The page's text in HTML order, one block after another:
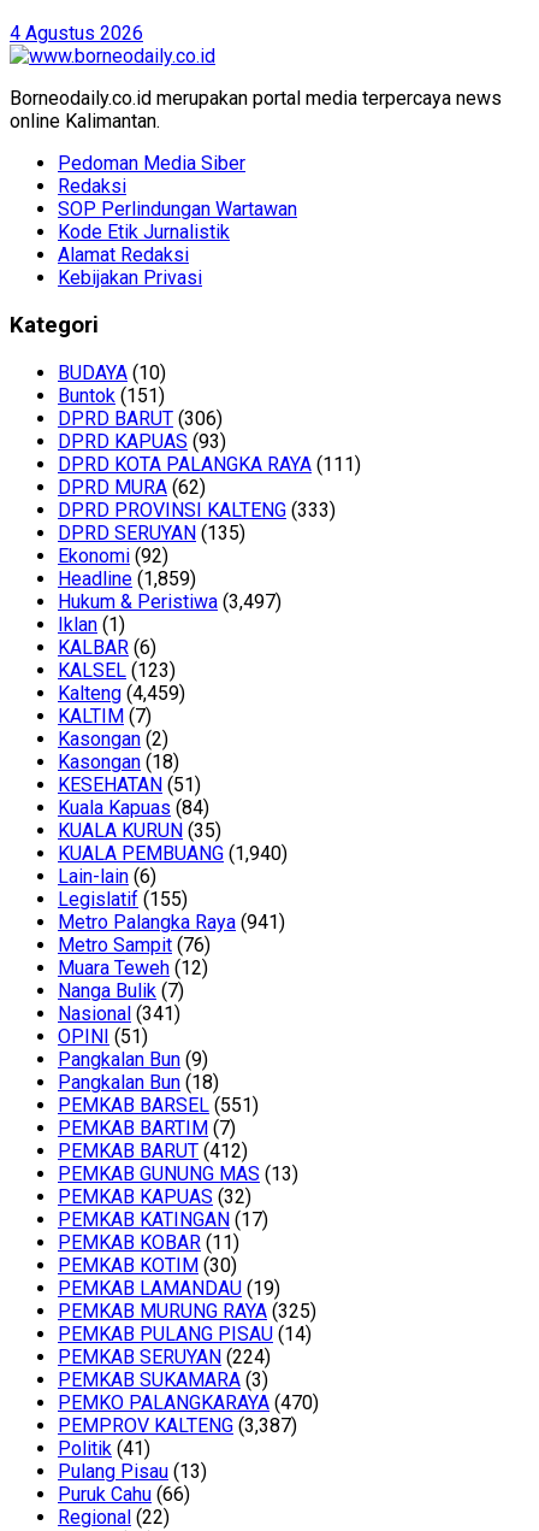
4 Agustus 2026
Borneodaily.co.id merupakan portal media terpercaya news
online Kalimantan.
Pedoman Media Siber
Redaksi
SOP Perlindungan Wartawan
Kode Etik Jurnalistik
Alamat Redaksi
Kebijakan Privasi
Kategori
BUDAYA (10)
Buntok (151)
DPRD BARUT (306)
DPRD KAPUAS (93)
DPRD KOTA PALANGKA RAYA (111)
DPRD MURA (62)
DPRD PROVINSI KALTENG (333)
DPRD SERUYAN (135)
Ekonomi (92)
Headline (1,859)
Hukum & Peristiwa (3,497)
Iklan (1)
KALBAR (6)
KALSEL (123)
Kalteng (4,459)
KALTIM (7)
Kasongan (2)
Kasongan (18)
KESEHATAN (51)
Kuala Kapuas (84)
KUALA KURUN (35)
KUALA PEMBUANG (1,940)
Lain-lain (6)
Legislatif (155)
Metro Palangka Raya (941)
Metro Sampit (76)
Muara Teweh (12)
Nanga Bulik (7)
Nasional (341)
OPINI (51)
Pangkalan Bun (9)
Pangkalan Bun (18)
PEMKAB BARSEL (551)
PEMKAB BARTIM (7)
PEMKAB BARUT (412)
PEMKAB GUNUNG MAS (13)
PEMKAB KAPUAS (32)
PEMKAB KATINGAN (17)
PEMKAB KOBAR (11)
PEMKAB KOTIM (30)
PEMKAB LAMANDAU (19)
PEMKAB MURUNG RAYA (325)
PEMKAB PULANG PISAU (14)
PEMKAB SERUYAN (224)
PEMKAB SUKAMARA (3)
PEMKO PALANGKARAYA (470)
PEMPROV KALTENG (3,387)
Politik (41)
Pulang Pisau (13)
Puruk Cahu (66)
Regional (22)